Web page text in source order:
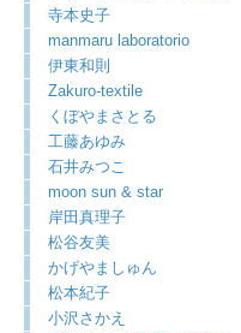
寺本史子
manmaru laboratorio
伊東和則
Zakuro-textile
くぼやまさとる
工藤あゆみ
石井みつこ
moon sun & star
岸田真理子
松谷友美
かげやましゅん
松本紀子
小沢さかえ